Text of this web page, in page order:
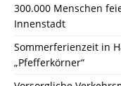
300.000 Menschen
Innenstadt
Sommerferienzeit in
„Pfefferkörner“